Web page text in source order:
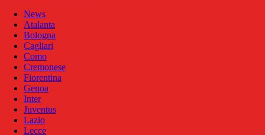
News
Atalanta
Bologna
Cagliari
Como
Cremonese
Fiorentina
Genoa
Inter
Juventus
Lazio
Lecce